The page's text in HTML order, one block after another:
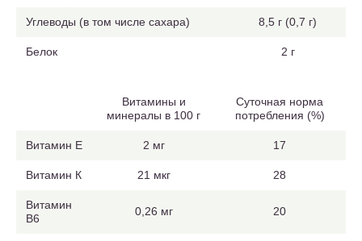
Углеводы (в том числе сахара) 8,5 г (0,7 г)
Белок 2 г
Витамины и
минералы в 100 г
Суточная норма
потребления (%)
Витамин Е 2 мг 17
Витамин К 21 мкг 28
Витамин
В6
0,26 мг 20